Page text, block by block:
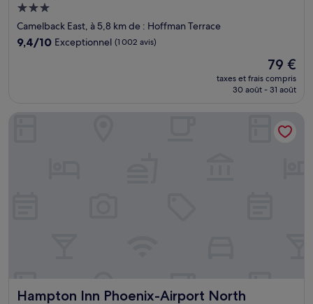
Hébergement
3.0 étoiles
Camelback East, à 5,8 km de : Hoffman Terrace
9.4
9,4/10 Exceptionnel (1 002 avis)
Le
nouveau
prix
79 €
79 €
taxes et frais compris
30 août - 31 août
Hampton Inn Phoenix-Airport North
Hampton Inn Phoenix-Airport North
Hampton Inn Phoenix-Airport North